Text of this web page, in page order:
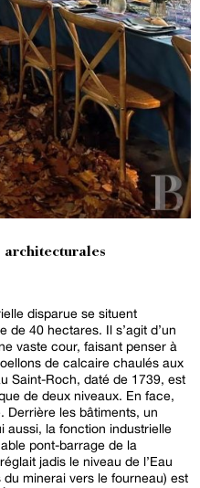
architecturales
disparue se situent
Il s’agit d’un
vaste cour, faisant penser à
de calcaire chaulés aux
Saint-Roch, daté de 1739, est
de deux niveaux. En face,
Derrière les bâtiments, un
aussi, la fonction industrielle
pont-barrage de la
jadis le niveau de l’Eau
minerai vers le fourneau) est